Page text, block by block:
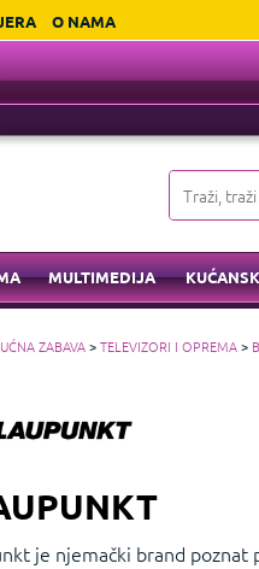
O NAMA
MULTIMEDIJA
ZABAVA>TELEVIZORI I OPREMA>
je njemački brand poznat